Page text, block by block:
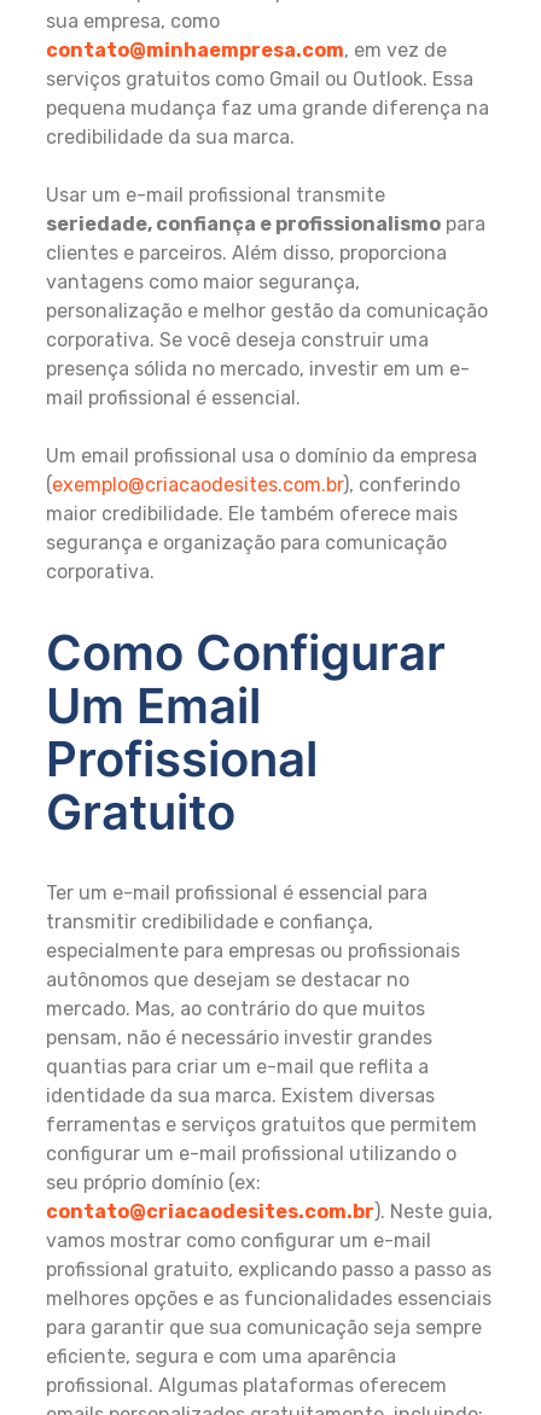
sua empresa, como
contato@minhaempresa.com, em vez de
serviços gratuitos como Gmail ou Outlook. Essa
pequena mudança faz uma grande diferença na
credibilidade da sua marca.
Usar um e-mail profissional transmite
seriedade, confiança e profissionalismo para
clientes e parceiros. Além disso, proporciona
vantagens como maior segurança,
personalização e melhor gestão da comunicação
corporativa. Se você deseja construir uma
presença sólida no mercado, investir em um e-
mail profissional é essencial.
Um email profissional usa o domínio da empresa
(exemplo@criacaodesites.com.br), conferindo
maior credibilidade. Ele também oferece mais
segurança e organização para comunicação
corporativa.
Como Configurar
Um Email
Profissional
Gratuito
Ter um e-mail profissional é essencial para
transmitir credibilidade e confiança,
especialmente para empresas ou profissionais
autônomos que desejam se destacar no
mercado. Mas, ao contrário do que muitos
pensam, não é necessário investir grandes
quantias para criar um e-mail que reflita a
identidade da sua marca. Existem diversas
ferramentas e serviços gratuitos que permitem
configurar um e-mail profissional utilizando o
seu próprio domínio (ex:
contato@criacaodesites.com.br). Neste guia,
vamos mostrar como configurar um e-mail
profissional gratuito, explicando passo a passo as
melhores opções e as funcionalidades essenciais
para garantir que sua comunicação seja sempre
eficiente, segura e com uma aparência
profissional. Algumas plataformas oferecem